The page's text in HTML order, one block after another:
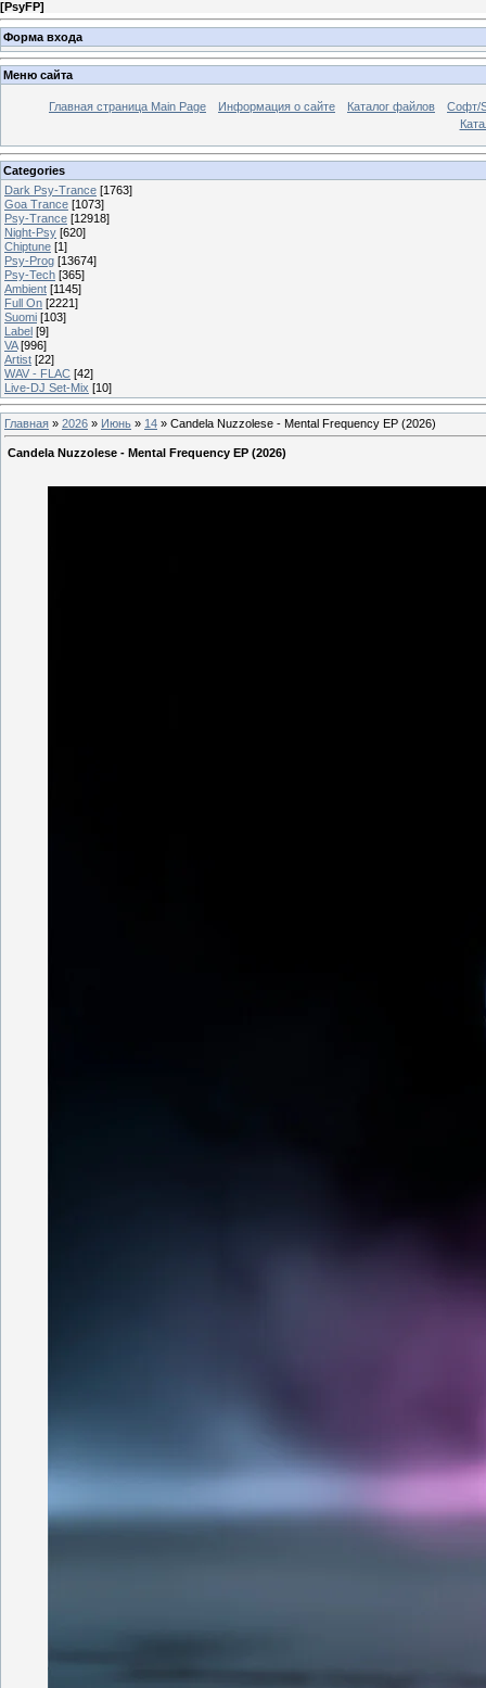
[PsyFP]
Форма входа
Меню сайта
Главная страница Main Page Информация о сайте Каталог файлов
Софт/
Categories
Dark Psy-Trance [1763]
Goa Trance [1073]
Psy-Trance [12918]
Night-Psy [620]
Chiptune [1]
Psy-Prog [13674]
Psy-Tech [365]
Ambient [1145]
Full On [2221]
Suomi [103]
Label [9]
VA [996]
Artist [22]
WAV - FLAC [42]
Live-DJ Set-Mix [10]
Главная » 2026 » Июнь » 14 » Candela Nuzzolese - Mental Frequency EP (2026)
Candela Nuzzolese - Mental Frequency EP (2026)